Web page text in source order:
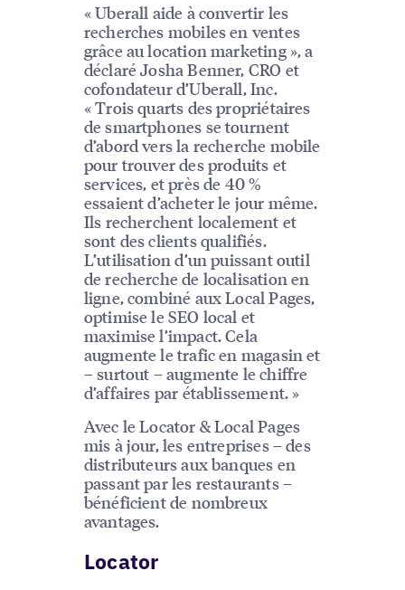
« Uberall aide à convertir les
recherches mobiles en ventes
grâce au location marketing », a
déclaré Josha Benner, CRO et
cofondateur d’Uberall, Inc.
« Trois quarts des propriétaires
de smartphones se tournent
d’abord vers la recherche mobile
pour trouver des produits et
services, et près de 40 %
essaient d’acheter le jour même.
Ils recherchent localement et
sont des clients qualifiés.
L’utilisation d’un puissant outil
de recherche de localisation en
ligne, combiné aux Local Pages,
optimise le SEO local et
maximise l’impact. Cela
augmente le trafic en magasin et
– surtout – augmente le chiffre
d’affaires par établissement. »
Avec le Locator & Local Pages
mis à jour, les entreprises – des
distributeurs aux banques en
passant par les restaurants –
bénéficient de nombreux
avantages.
Locator